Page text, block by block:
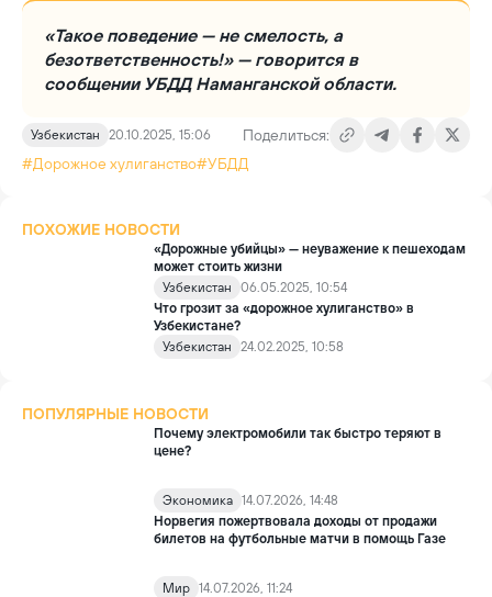
«Такое поведение — не смелость, а
безответственность!» — говорится в
сообщении УБДД Наманганской области.
Узбекистан 20.10.2025, 15:06
Поделиться:
#Дорожное хулиганство#УБДД
ПОХОЖИЕ НОВОСТИ
«Дорожные убийцы» — неуважение к пешеходам
может стоить жизни
Узбекистан
06.05.2025, 10:54
Что грозит за «дорожное хулиганство» в
Узбекистане?
Узбекистан
24.02.2025, 10:58
ПОПУЛЯРНЫЕ НОВОСТИ
Почему электромобили так быстро теряют в
цене?
Экономика 14.07.2026, 14:48
Норвегия пожертвовала доходы от продажи
билетов на футбольные матчи в помощь Газе
Мир 14.07.2026, 11:24